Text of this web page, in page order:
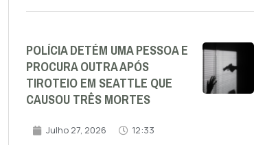
POLÍCIA DETÉM UMA PESSOA E
PROCURA OUTRA APÓS
TIROTEIO EM SEATTLE QUE
CAUSOU TRÊS MORTES
Julho 27, 2026 12:33